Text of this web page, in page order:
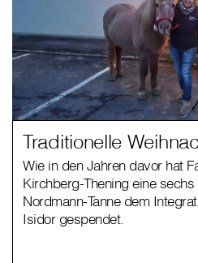
Traditionelle
Wie in den Jahren davor hat
Kirchberg-Thening eine
Nordmann-Tanne dem
Isidor gespendet.